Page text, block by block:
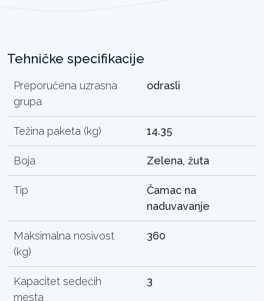
Tehničke specifikacije
Preporučena uzrasna
grupa
odrasli
Težina paketa (kg) 14.35
Boja Zelena, žuta
Tip
Čamac na
naduvavanje
Maksimalna nosivost
(kg)
360
Kapacitet sedećih
mesta
3